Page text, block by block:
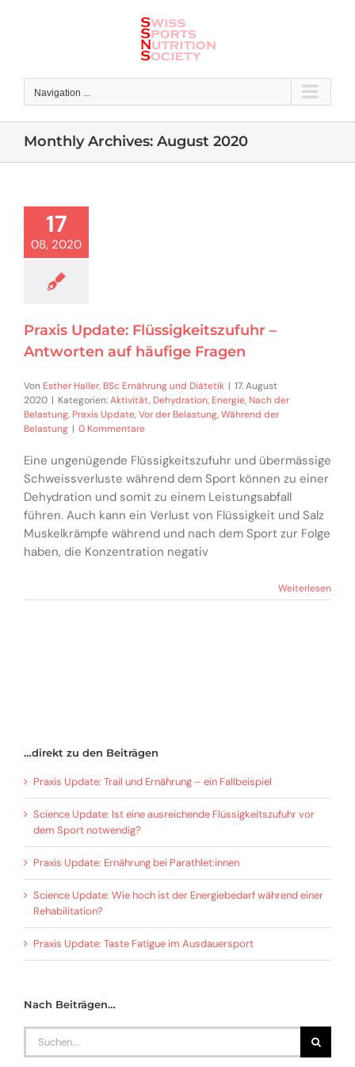
Navigation ...
Monthly Archives: August 2020
17
08, 2020
Praxis Update: Flüssigkeitszufuhr –
Antworten auf häufige Fragen
Von Esther Haller, BSc Ernährung und Diätetik | 17. August
2020 | Kategorien:Aktivität, Dehydration, Energie, Nach der
Belastung, Praxis Update,Vor der Belastung,Während der
Belastung | 0 Kommentare
Eine ungenügende Flüssigkeitszufuhr und übermässige
Schweissverluste während dem Sport können zu einer
Dehydration und somit zu einem Leistungsabfall
führen. Auch kann ein Verlust von Flüssigkeit und Salz
Muskelkrämpfe während und nach dem Sport zur Folge
haben, die Konzentration negativ
Weiterlesen
…direkt zu den Beiträgen
Praxis Update: Trail und Ernährung – ein Fallbeispiel
Science Update: Ist eine ausreichende Flüssigkeitszufuhr vor
dem Sport notwendig?
Praxis Update: Ernährung bei Parathlet:innen
Science Update: Wie hoch ist der Energiebedarf während einer
Rehabilitation?
Praxis Update: Taste Fatigue im Ausdauersport
Nach Beiträgen…
Search